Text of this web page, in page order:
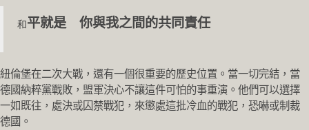
和平就是 你與我之間的共同責任
紐倫堡在二次大戰，還有一個很重要的歷史位置。當一切完結，當
德國納粹黨戰敗，盟軍決心不讓這件可怕的事重演。他們可以選擇
一如既往，處決或囚禁戰犯，來懲處這批冷血的戰犯，恐嚇或制裁
德國。